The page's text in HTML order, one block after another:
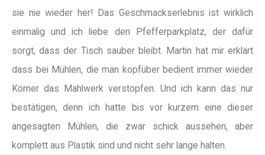
sie nie wieder her! Das Geschmackserlebnis ist wirklich
einmalig und ich liebe den Pfefferparkplatz, der dafür
sorgt, dass der Tisch sauber bleibt. Martin hat mir erklärt
dass bei Mühlen, die man kopfüber bedient immer wieder
Körner das Mahlwerk verstopfen. Und ich kann das nur
bestätigen, denn ich hatte bis vor kurzem eine dieser
angesagten Mühlen, die zwar schick aussehen, aber
komplett aus Plastik sind und nicht sehr lange halten.